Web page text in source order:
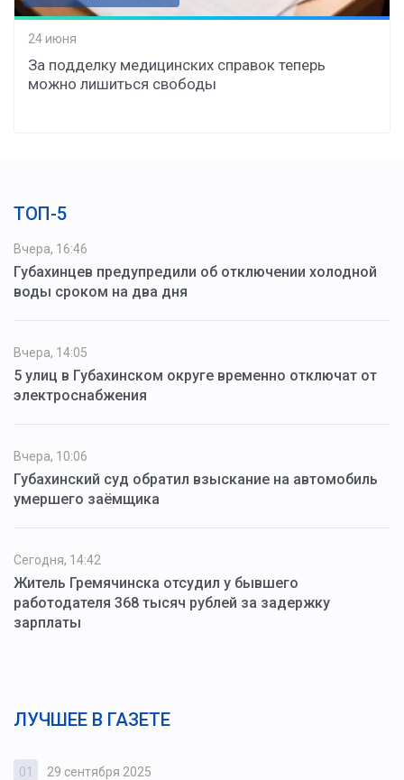
24 июня
За подделку медицинских справок теперь
можно лишиться свободы
ТОП-5
Вчера, 16:46
Губахинцев предупредили об отключении холодной
воды сроком на два дня
Вчера, 14:05
5 улиц в Губахинском округе временно отключат от
электроснабжения
Вчера, 10:06
Губахинский суд обратил взыскание на автомобиль
умершего заёмщика
Сегодня, 14:42
Житель Гремячинска отсудил у бывшего
работодателя 368 тысяч рублей за задержку
зарплаты
ЛУЧШЕЕ В ГАЗЕТЕ
01 29 сентября 2025